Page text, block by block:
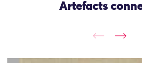
Artefacts